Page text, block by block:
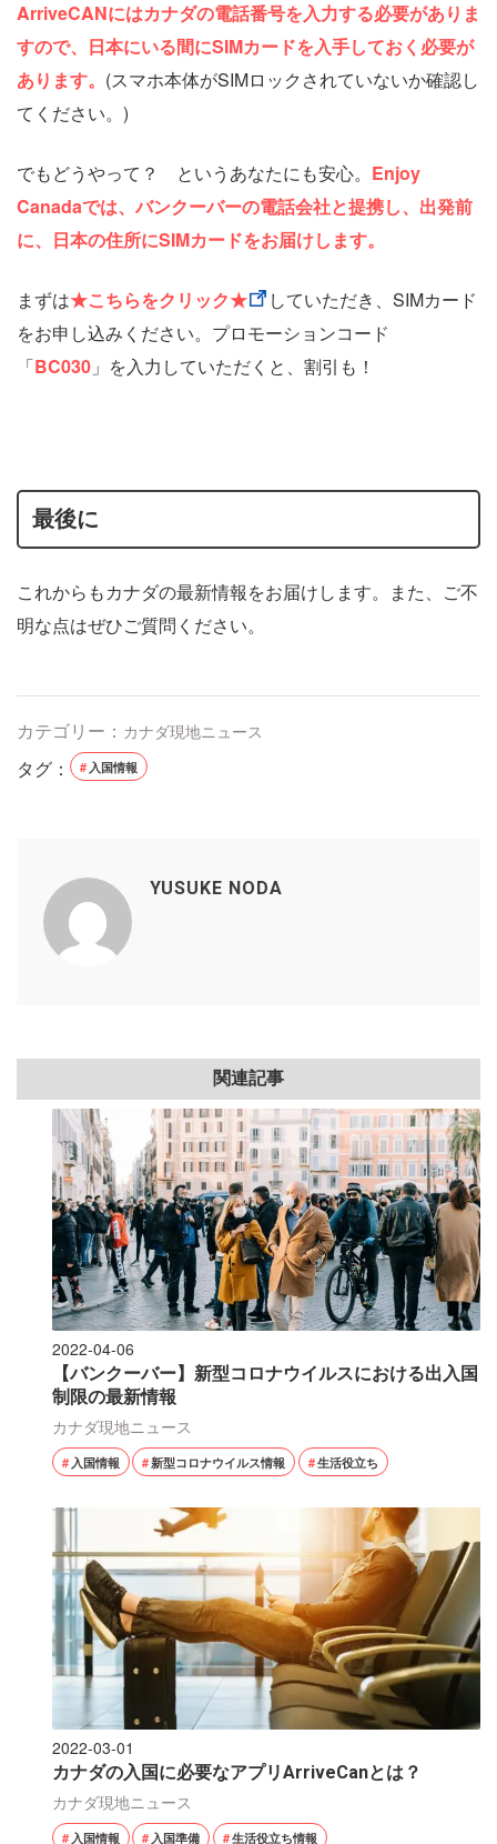
ArriveCANにはカナダの電話番号を入力する必要がありま
すので、日本にいる間にSIMカードを入手しておく必要が
あります。 (スマホ本体がSIMロックされていないか確認し
てください。)
でもどうやって？ というあなたにも安心。 Enjoy
Canadaでは、バンクーバーの電話会社と提携し、出発前
に、日本の住所にSIMカードをお届けします。
まずは★こちらをクリック★
していただき、SIMカード
をお申し込みください。プロモーションコード
「BC030 」を入力していただくと、割引も！
最後に
これからもカナダの最新情報をお届けします。また、ご不
明な点はぜひご質問ください。
カテゴリー： カナダ現地ニュース
タグ： 入国情報
YUSUKE NODA
関連記事
2022-04-06
【バンクーバー】新型コロナウイルスにおける出入国
制限の最新情報
カナダ現地ニュース
入国情報 新型コロナウイルス情報 生活役立ち
2022-03-01
カナダの入国に必要なアプリArriveCanとは？
カナダ現地ニュース
入国情報 入国準備 生活役立ち情報